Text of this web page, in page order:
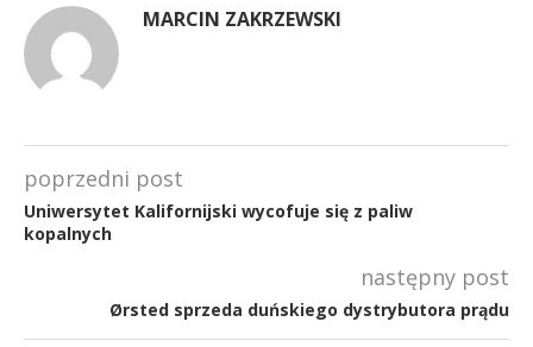
MARCIN ZAKRZEWSKI
poprzedni post
Uniwersytet Kalifornijski wycofuje się z paliw
kopalnych
następny post
Ørsted sprzeda duńskiego dystrybutora prądu